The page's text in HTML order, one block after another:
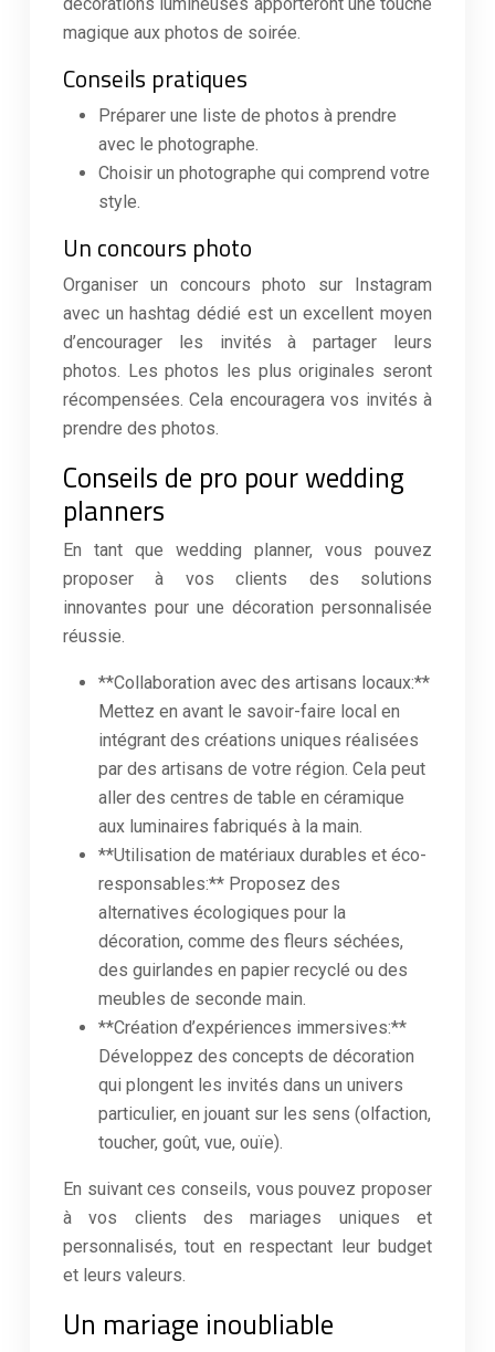
magique aux photos de soirée.
Conseils pratiques
Préparer une liste de photos à prendre
avec le photographe.
Choisir un photographe qui comprend votre
style.
Un concours photo
Organiser un concours photo sur Instagram
avec un hashtag dédié est un excellent moyen
d’encourager les invités à partager leurs
photos. Les photos les plus originales seront
récompensées. Cela encouragera vos invités à
prendre des photos.
Conseils de pro pour wedding
planners
En tant que wedding planner, vous pouvez
proposer à vos clients des solutions
innovantes pour une décoration personnalisée
réussie.
**Collaboration avec des artisans locaux:**
Mettez en avant le savoir-faire local en
intégrant des créations uniques réalisées
par des artisans de votre région. Cela peut
aller des centres de table en céramique
aux luminaires fabriqués à la main.
**Utilisation de matériaux durables et éco-
responsables:** Proposez des
alternatives écologiques pour la
décoration, comme des fleurs séchées,
des guirlandes en papier recyclé ou des
meubles de seconde main.
**Création d’expériences immersives:**
Développez des concepts de décoration
qui plongent les invités dans un univers
particulier, en jouant sur les sens (olfaction,
toucher, goût, vue, ouïe).
En suivant ces conseils, vous pouvez proposer
à vos clients des mariages uniques et
personnalisés, tout en respectant leur budget
et leurs valeurs.
Un mariage inoubliable